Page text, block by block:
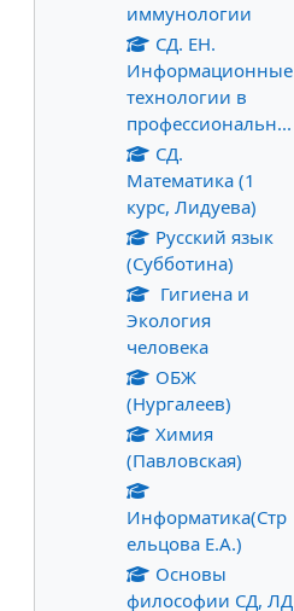
иммунологии
СД. ЕН.
Информационные
технологии в
профессиональн...
СД.
Математика (1
курс, Лидуева)
Русский язык
(Субботина)
Гигиена и
Экология
человека
ОБЖ
(Нургалеев)
Химия
(Павловская)
Информатика(Стр
ельцова Е.А.)
Основы
философии СД, ЛД